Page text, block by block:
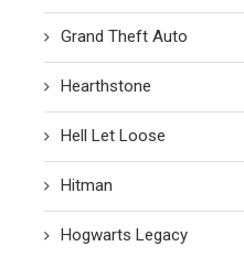
Grand Theft Auto
Hearthstone
Hell Let Loose
Hitman
Hogwarts Legacy